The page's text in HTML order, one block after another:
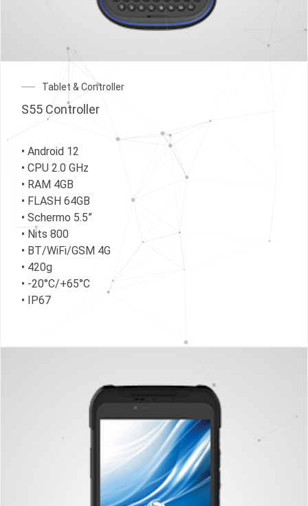
Tablet & Controller
S55 Controller
• Android 12
• CPU 2.0 GHz
• RAM 4GB
• FLASH 64GB
• Schermo 5.5”
• Nits 800
• BT/WiFi/GSM 4G
• 420g
• -20°C/+65°C
• IP67